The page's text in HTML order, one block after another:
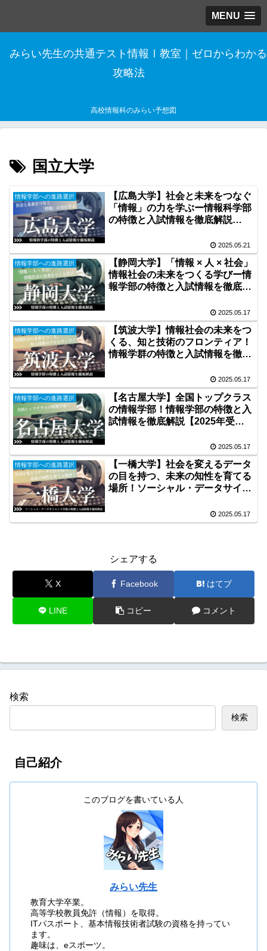
MENU
みらい先生の共通テスト情報Ⅰ教室｜ゼロからわかる
攻略法
高校情報科のみらい予想図
国立大学
情報学部への進路選択
【広島大学】社会と未来をつなぐ
「情報」の力を学ぶー情報科学部
の特徴と入試情報を徹底解説
2025.05.21
情報学部への進路選択
【静岡大学】「情報 × 人 × 社会」
情報社会の未来をつくる学びー情
報学部の特徴と入試情報を徹底解
2025.05.17
情報学部への進路選択
【筑波大学】情報社会の未来をつ
くる、知と技術のフロンティア！
情報学群の特徴と入試情報を徹底
2025.05.17
情報学部への進路選択
【名古屋大学】全国トップクラス
の情報学部！情報学部の特徴と入
試情報を徹底解説【2025年受験
2025.05.17
情報学部への進路選択
【一橋大学】社会を変えるデータ
の目を持つ、未来の知性を育てる
場所！ソーシャル・データサイエ
解説【2025年受験生向け】2025.05.17
シェアする
X Facebook はてブ
LINE コピー コメント
検索
検索
自己紹介
このブログを書いている人
みらい先生
教育大学卒業。
高等学校教員免許（情報）を取得。
ITパスポート、基本情報技術者試験の資格を持ってい
ます。
趣味は、eスポーツ。